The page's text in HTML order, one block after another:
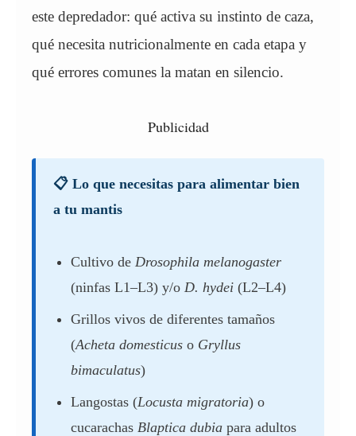
este depredador: qué activa su instinto de caza,
qué necesita nutricionalmente en cada etapa y
qué errores comunes la matan en silencio.
Publicidad
📋 Lo que necesitas para alimentar bien
a tu mantis
Cultivo de Drosophila melanogaster
(ninfas L1–L3) y/o D. hydei (L2–L4)
Grillos vivos de diferentes tamaños
(Acheta domesticus o Gryllus
bimaculatus)
Langostas (Locusta migratoria) o
cucarachas Blaptica dubia para adultos